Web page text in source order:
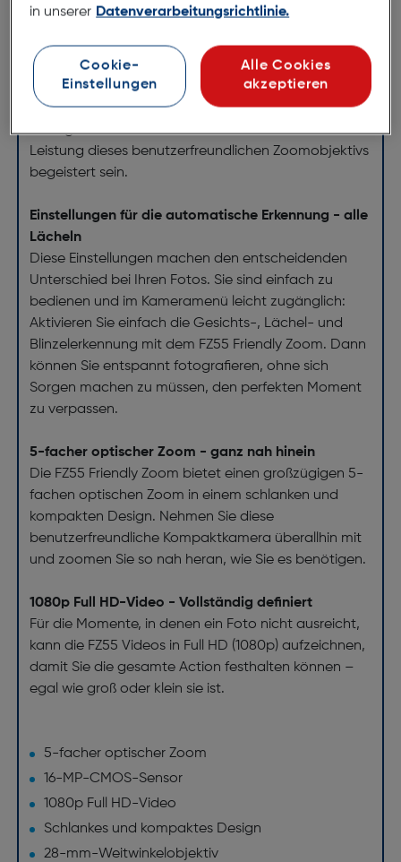
28mm Weitwinkelobjektiv - Im Bild, jedes mal
Mit diesem praktischen 28-mm-Weitwinkelobjektiv
gelingt Ihnen das perfekte Bild. Einfach anvisieren
und den gewünschten Foto- oder Videoausschnitt
festlegen. Sie werden von der Einfachheit und
Leistung dieses benutzerfreundlichen Zoomobjektivs
begeistert sein.
Einstellungen für die automatische Erkennung - alle
Lächeln
Diese Einstellungen machen den entscheidenden
Unterschied bei Ihren Fotos. Sie sind einfach zu
bedienen und im Kameramenü leicht zugänglich:
Aktivieren Sie einfach die Gesichts-, Lächel- und
Blinzelerkennung mit dem FZ55 Friendly Zoom. Dann
können Sie entspannt fotografieren, ohne sich
Sorgen machen zu müssen, den perfekten Moment
zu verpassen.
5-facher optischer Zoom - ganz nah hinein
Die FZ55 Friendly Zoom bietet einen großzügigen 5-
fachen optischen Zoom in einem schlanken und
kompakten Design. Nehmen Sie diese
benutzerfreundliche Kompaktkamera überallhin mit
und zoomen Sie so nah heran, wie Sie es benötigen.
1080p Full HD-Video - Vollständig definiert
Für die Momente, in denen ein Foto nicht ausreicht,
kann die FZ55 Videos in Full HD (1080p) aufzeichnen,
damit Sie die gesamte Action festhalten können –
egal wie groß oder klein sie ist.
5-facher optischer Zoom
16-MP-CMOS-Sensor
1080p Full HD-Video
Schlankes und kompaktes Design
28-mm-Weitwinkelobjektiv
in unserer Datenverarbeitungsrichtlinie.
Cookie-
Einstellungen
Alle Cookies
akzeptieren